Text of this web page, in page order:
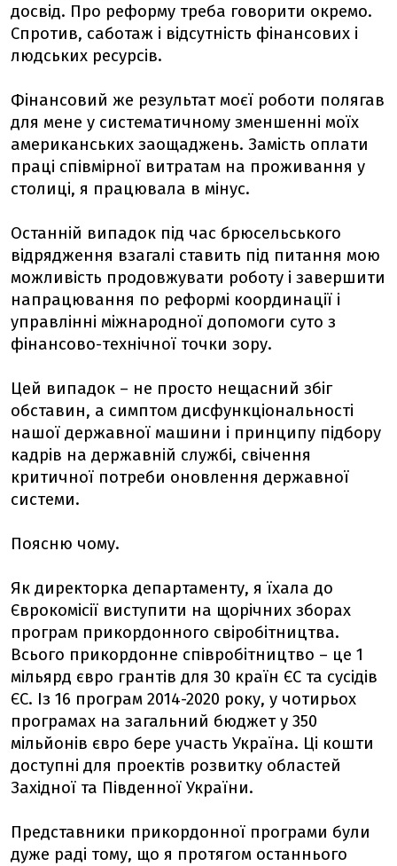
досвід. Про реформу треба говорити окремо.
Спротив, саботаж і відсутність фінансових і
людських ресурсів.
Фінансовий же результат моєї роботи полягав
для мене у систематичному зменшенні моїх
американських заощаджень. Замість оплати
праці співмірної витратам на проживання у
столиці, я працювала в мінус.
Останній випадок під час брюсельського
відрядження взагалі ставить під питання мою
можливість продовжувати роботу і завершити
напрацювання по реформі координації і
управлінні міжнародної допомоги суто з
фінансово-технічної точки зору.
Цей випадок – не просто нещасний збіг
обставин, а симптом дисфункціональності
нашої державної машини і принципу підбору
кадрів на державній службі, свічення
критичної потреби оновлення державної
системи.
Поясню чому.
Як директорка департаменту, я їхала до
Єврокомісії виступити на щорічних зборах
програм прикордонного свіробітництва.
Всього прикордонне співробітництво – це 1
мільярд євро грантів для 30 країн ЄС та сусідів
ЄС. Із 16 програм 2014-2020 року, у чотирьох
програмах на загальний бюджет у 350
мільйонів євро бере участь Україна. Ці кошти
доступні для проектів розвитку областей
Західної та Південної України.
Представники прикордонної програми були
дуже раді тому, що я протягом останнього